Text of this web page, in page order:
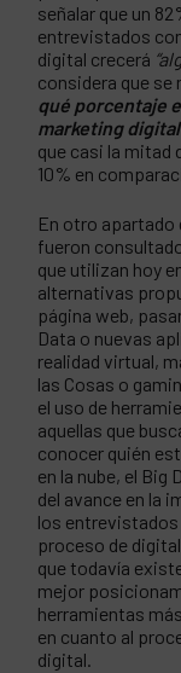
señalar que un
entrevistados
digital crecerá
considera que se
qué porcentaje
marketing digital
que casi la mitad
10% en
En otro apartado
fueron
que utilizan hoy
alternativas
página web,
Data o nuevas
realidad virtual,
las Cosas o
el uso de
aquellas que
conocer quién
en la nube, el Big
del avance en la
los entrevistados
proceso de
que todavía
mejor
herramientas
en cuanto al
digital.